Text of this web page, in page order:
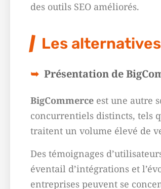
des outils SEO améliorés.
Les
Présentation de
BigCommerce est une autre
concurrentiels distincts, tels
traitent un volume élevé de
Des témoignages
éventail d’intégrations et
entreprises peuvent se